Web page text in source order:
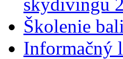
Školenie
Informačný